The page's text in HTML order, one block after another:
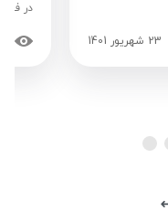
23 شهریور 1401
در